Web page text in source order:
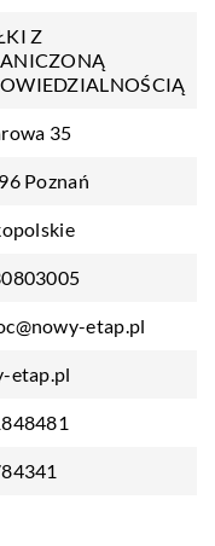
Z
35
Poznań
etap.pl
etap.pl